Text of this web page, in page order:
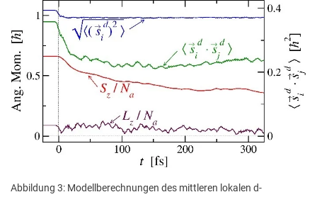
Abbildung 3: Modellberechnungen des mittleren lokalen d-